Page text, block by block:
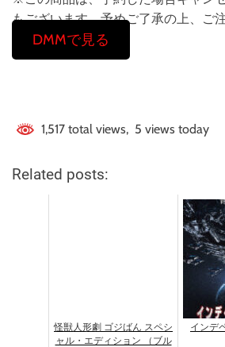
もございます。予めご了承の上、ご
DMMで見る
1,517 total views, 5 views today
Related posts:
怪獣人形劇 ゴジばん スペシ
ャル・エディション （ブル
インデ